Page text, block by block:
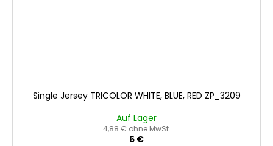
Single Jersey TRICOLOR WHITE, BLUE, RED ZP_3209
Auf Lager
4,88 € ohne MwSt.
6 €